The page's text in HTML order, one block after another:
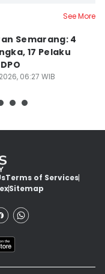
See More
Semarang: 4
17 Pelaku
06:27 WIB
Terms of Services
Sitemap